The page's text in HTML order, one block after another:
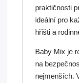
praktičnosti
ideální pro
hřišti a
Baby Mix je
na
nejmenších.